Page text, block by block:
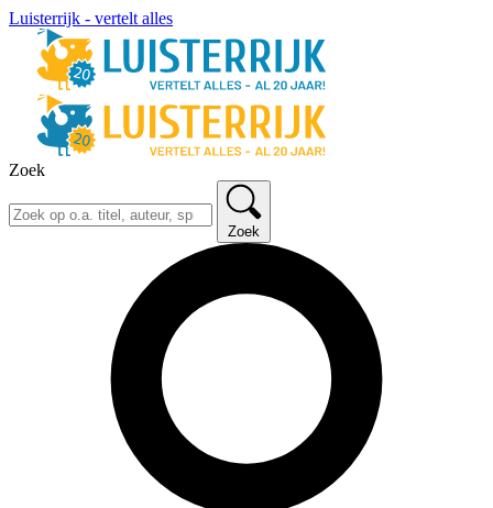
Luisterrijk - vertelt alles
Zoek
Zoek